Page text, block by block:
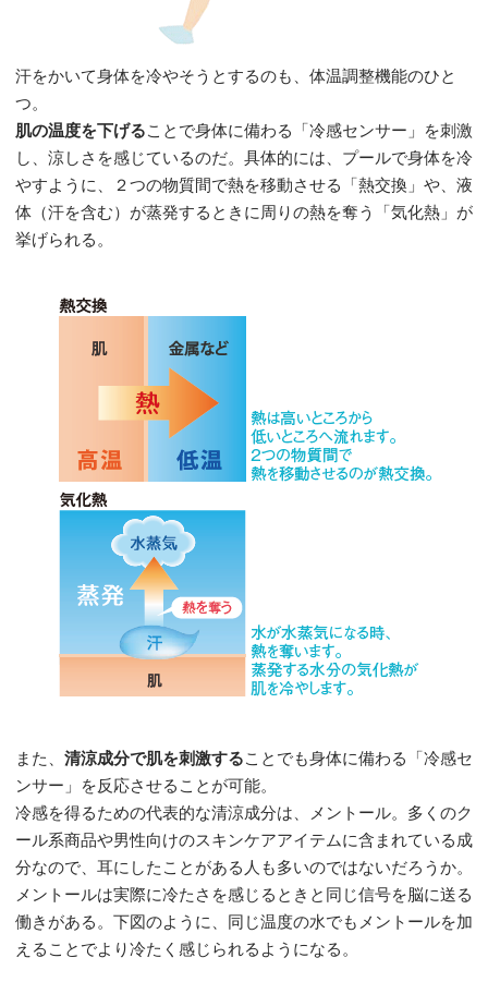
汗をかいて身体を冷やそうとするのも、体温調整機能のひと
つ。
肌の温度を下げることで身体に備わる「冷感センサー」を刺激
し、涼しさを感じているのだ。具体的には、プールで身体を冷
やすように、２つの物質間で熱を移動させる「熱交換」や、液
体（汗を含む）が蒸発するときに周りの熱を奪う「気化熱」が
挙げられる。
また、 清涼成分で肌を刺激することでも身体に備わる「冷感セ
ンサー」を反応させることが可能。
冷感を得るための代表的な清涼成分は、メントール。多くのク
ール系商品や男性向けのスキンケアアイテムに含まれている成
分なので、耳にしたことがある人も多いのではないだろうか。
メントールは実際に冷たさを感じるときと同じ信号を脳に送る
働きがある。下図のように、同じ温度の水でもメントールを加
えることでより冷たく感じられるようになる。